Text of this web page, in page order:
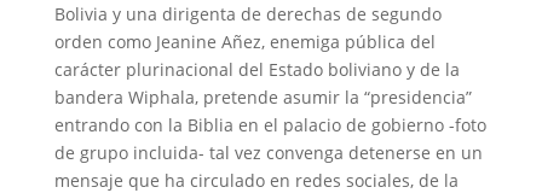
Bolivia y una dirigenta de derechas de segundo
orden como Jeanine Añez, enemiga pública del
carácter plurinacional del Estado boliviano y de la
bandera Wiphala, pretende asumir la “presidencia”
entrando con la Biblia en el palacio de gobierno -foto
de grupo incluida- tal vez convenga detenerse en un
mensaje que ha circulado en redes sociales, de la